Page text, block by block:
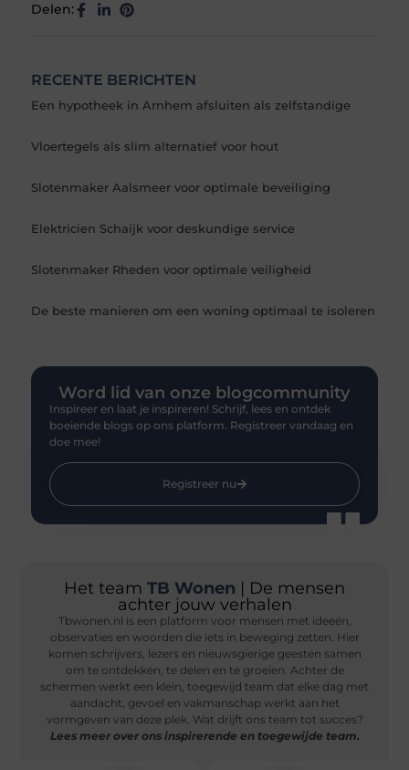
Delen:
RECENTE BERICHTEN
Een hypotheek in Arnhem afsluiten als zelfstandige
Vloertegels als slim alternatief voor hout
Slotenmaker Aalsmeer voor optimale beveiliging
Elektricien Schaijk voor deskundige service
Slotenmaker Rheden voor optimale veiligheid
De beste manieren om een woning optimaal te isoleren
Word lid van onze blogcommunity
Inspireer en laat je inspireren! Schrijf, lees en ontdek
boeiende blogs op ons platform. Registreer vandaag en
doe mee!
Registreer nu
Het team TB Wonen | De mensen
achter jouw verhalen
Tbwonen.nl is een platform voor mensen met ideeën,
observaties en woorden die iets in beweging zetten. Hier
komen schrijvers, lezers en nieuwsgierige geesten samen
om te ontdekken, te delen en te groeien. Achter de
schermen werkt een klein, toegewijd team dat elke dag met
aandacht, gevoel en vakmanschap werkt aan het
vormgeven van deze plek. Wat drijft ons team tot succes?
Lees meer over ons inspirerende en toegewijde team.